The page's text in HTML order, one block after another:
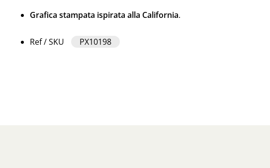
Grafica stampata ispirata alla California.
Ref / SKU PX10198